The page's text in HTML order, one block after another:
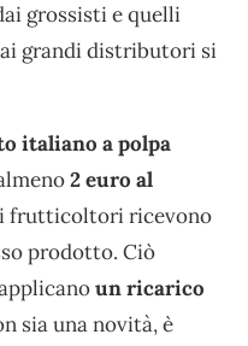
grossisti e quelli
grandi distributori si
italiano a polpa
2 euro al
frutticoltori ricevono
prodotto. Ciò
un ricarico
sia una novità, è